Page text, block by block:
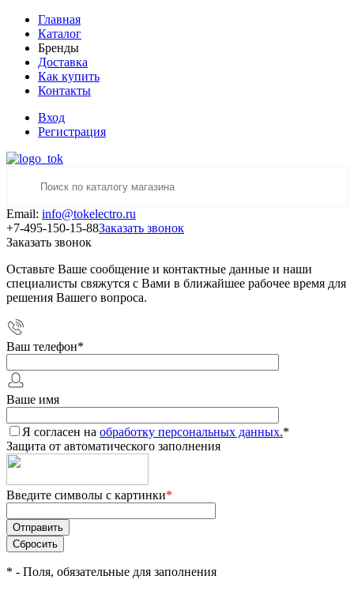
Главная
Каталог
Бренды
Доставка
Как купить
Контакты
Вход
Регистрация
Email: info@tokelectro.ru
+7-495-150-15-88Заказать звонок
Заказать звонок
Оставьте Ваше сообщение и контактные данные и наши
специалисты свяжутся с Вами в ближайшее рабочее время для
решения Вашего вопроса.
Ваш телефон*
Ваше имя
Я согласен на обработку персональных данных.*
Защита от автоматического заполнения
Введите символы с картинки*
* - Поля, обязательные для заполнения